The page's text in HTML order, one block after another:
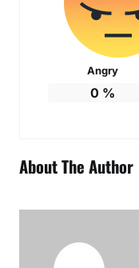
Angry
0 %
About The Author